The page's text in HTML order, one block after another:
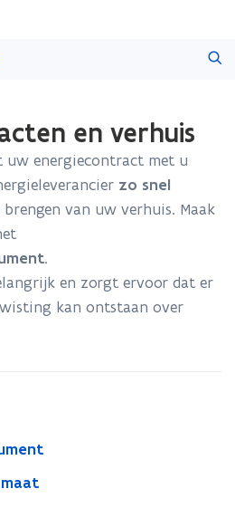
gaanen verhuis
uw energiecontract met u
zo snel
van uw verhuis. Maak
.
en zorgt ervoor dat er
kan ontstaan over